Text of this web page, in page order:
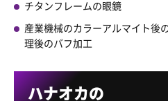
チタンフレームの眼鏡
産業機械のカラーアルマイト後
理後のバフ加工
ハナオカの